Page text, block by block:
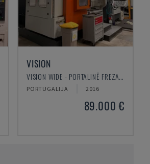
VISION
VISION WIDE - PORTALINĖ FREZAVIMO STAKLĖS
PORTUGALIJA 2016
89.000 €